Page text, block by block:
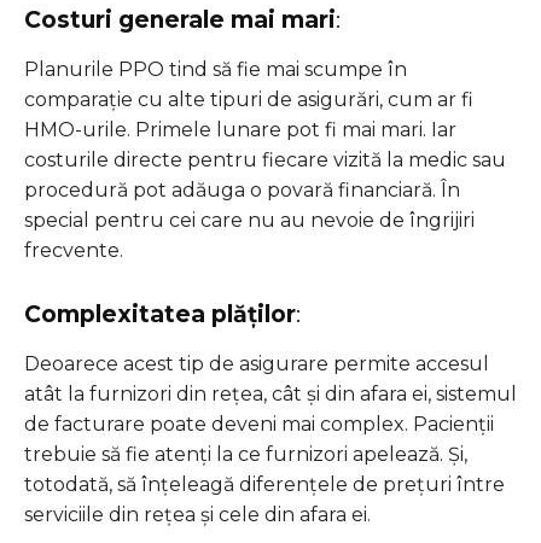
Costuri generale mai mari:
Planurile PPO tind să fie mai scumpe în
comparație cu alte tipuri de asigurări, cum ar fi
HMO-urile. Primele lunare pot fi mai mari. Iar
costurile directe pentru fiecare vizită la medic sau
procedură pot adăuga o povară financiară. În
special pentru cei care nu au nevoie de îngrijiri
frecvente.
Complexitatea plăților:
Deoarece acest tip de asigurare permite accesul
atât la furnizori din rețea, cât și din afara ei, sistemul
de facturare poate deveni mai complex. Pacienții
trebuie să fie atenți la ce furnizori apelează. Și,
totodată, să înțeleagă diferențele de prețuri între
serviciile din rețea și cele din afara ei.